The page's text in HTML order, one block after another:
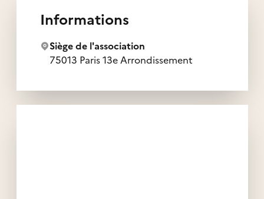
Informations
Siège de l'association
75013 Paris 13e Arrondissement